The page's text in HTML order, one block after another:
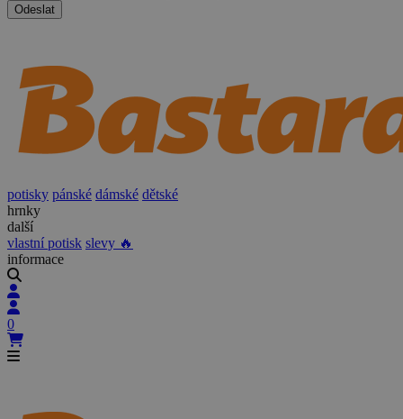
Odeslat
potisky pánské dámské dětské
hrnky
další
vlastní potisk slevy 🔥
informace
0